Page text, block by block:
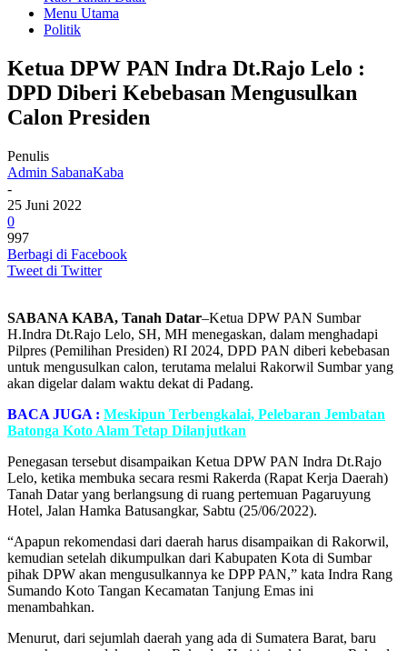
Menu Utama
Politik
Ketua DPW PAN Indra Dt.Rajo Lelo :
DPD Diberi Kebebasan Mengusulkan
Calon Presiden
Penulis
Admin SabanaKaba
-
25 Juni 2022
0
997
Berbagi di Facebook
Tweet di Twitter
SABANA KABA, Tanah Datar–Ketua DPW PAN Sumbar
H.Indra Dt.Rajo Lelo, SH, MH menegaskan, dalam menghadapi
Pilpres (Pemilihan Presiden) RI 2024, DPD PAN diberi kebebasan
untuk mengusulkan calon, terutama melalui Rakorwil Sumbar yang
akan digelar dalam waktu dekat di Padang.
BACA JUGA : Meskipun Terbengkalai, Pelebaran Jembatan
Batonga Koto Alam Tetap Dilanjutkan
Penegasan tersebut disampaikan Ketua DPW PAN Indra Dt.Rajo
Lelo, ketika membuka secara resmi Rakerda (Rapat Kerja Daerah)
Tanah Datar yang berlangsung di ruang pertemuan Pagaruyung
Hotel, Jalan Hamka Batusangkar, Sabtu (25/06/2022).
“Apapun rekomendasi dari daerah harus disampaikan di Rakorwil,
kemudian setelah dikumpulkan dari Kabupaten Kota di Sumbar
pihak DPW akan mengusulkannya ke DPP PAN,” kata Indra Rang
Sumando Koto Tangan Kecamatan Tanjung Emas ini
menambahkan.
Menurut, dari sejumlah daerah yang ada di Sumatera Barat, baru